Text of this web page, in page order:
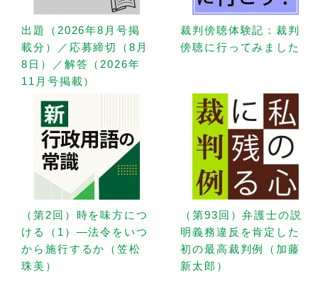
出題（2026年8月号掲
載分）／応募締切（8月
8日）／解答（2026年
11月号掲載）
裁判傍聴体験記：裁判
傍聴に行ってみました
（第2回）時を味方につ
ける（1）—法令をいつ
から施行するか（笠松
珠美）
（第93回）弁護士の説
明義務違反を肯定した
初の最高裁判例（加藤
新太郎）